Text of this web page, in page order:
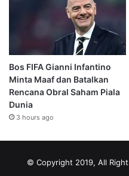
Bos FIFA Gianni Infantino
Minta Maaf dan Batalkan
Rencana Obral Saham Piala
Dunia
3 hours ago
© Copyright 2019, All